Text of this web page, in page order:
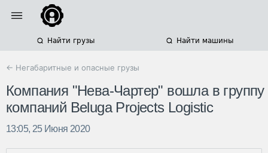
Найти грузы Найти машины
← Негабаритные и опасные грузы
Компания "Нева-Чартер" вошла в группу
компаний Beluga Projects Logistic
13:05, 25 Июня 2020